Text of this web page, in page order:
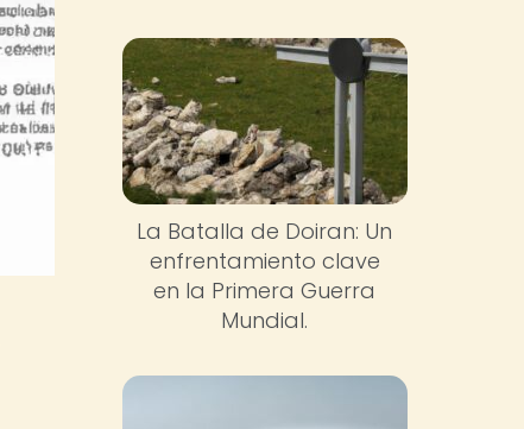
La Batalla de Doiran: Un
enfrentamiento clave
en la Primera Guerra
Mundial.